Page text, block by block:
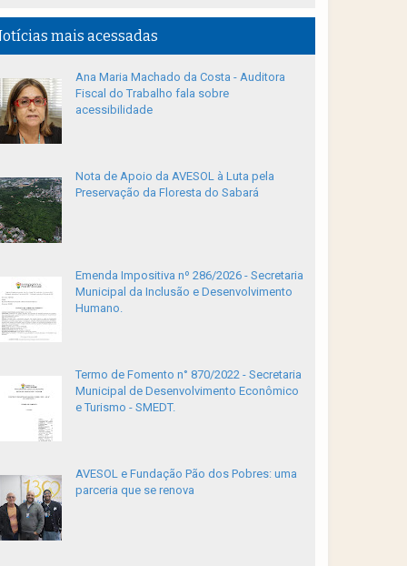
mais acessadas
Ana Maria Machado da Costa - Auditora
Fiscal do Trabalho fala sobre
acessibilidade
Nota de Apoio da AVESOL à Luta pela
Preservação da Floresta do Sabará
Emenda Impositiva nº 286/2026 - Secretaria
Municipal da Inclusão e Desenvolvimento
Humano.
Termo de Fomento n° 870/2022 - Secretaria
Municipal de Desenvolvimento Econômico
e Turismo - SMEDT.
AVESOL e Fundação Pão dos Pobres: uma
parceria que se renova